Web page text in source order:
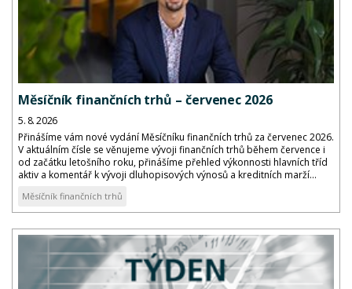
Měsíčník finančních trhů – červenec 2026
5. 8. 2026
Přinášíme vám nové vydání Měsíčníku finančních trhů za červenec 2026.
V aktuálním čísle se věnujeme vývoji finančních trhů během července i
od začátku letošního roku, přinášíme přehled výkonnosti hlavních tříd
aktiv a komentář k vývoji dluhopisových výnosů a kreditních marží...
Měsíčník finančních trhů